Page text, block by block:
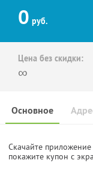
0 руб.
Цена без скидки:
∞
Основное
Скачайте
покажите купон с